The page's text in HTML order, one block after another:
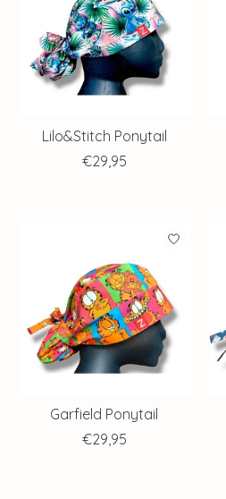
Lilo&Stitch Ponytail
€29,95
Garfield Ponytail
€29,95